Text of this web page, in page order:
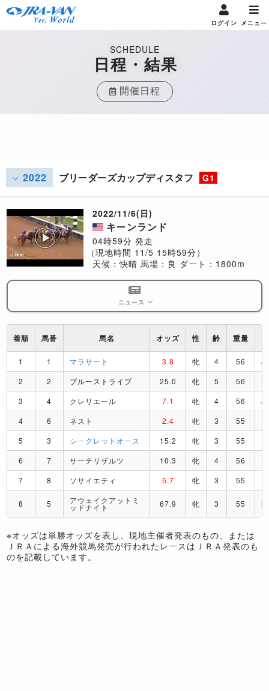
ログイン メニュー
SCHEDULE
日程・結果
開催日程
2022 ブリーダーズカップディスタフ G1
2022/11/6(日)
キーンランド
04時59分 発走
（現地時間 11/5 15時59分）
天候：快晴 馬場：良 ダート：1800m
ニュース
着順 馬番 馬名 オッズ 性 齢 重量
1 1 マラサート 3.8 牝 4 56
J
2
2 ブルーストライプ 25.0 牝 5 56
3
4 クレリエール 7.1 牝 4 56
J
4
6 ネスト 2.4 牝 3 55
5
3 シークレットオース 15.2 牝 3 55
6
7 サーチリザルツ 10.3 牝 4 56
7
8 ソサイエティ 5.7 牝 3 55
8 5 アウェイクアットミ
ッドナイト 67.9 牝 3 55
※オッズは単勝オッズを表し、現地主催者発表のもの、または
ＪＲＡによる海外競馬発売が行われたレースはＪＲＡ発表のも
のを記載しています。